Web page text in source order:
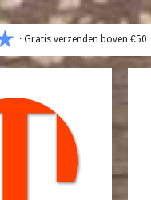
· Gratis verzenden boven €50